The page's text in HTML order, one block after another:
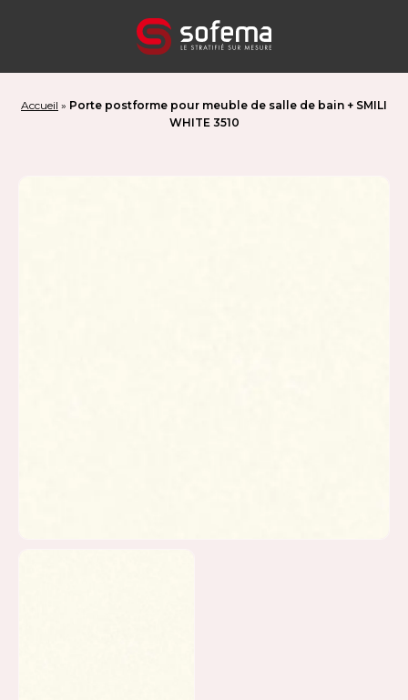
Accueil » Porte postforme pour meuble de salle de bain + SMILI
WHITE 3510